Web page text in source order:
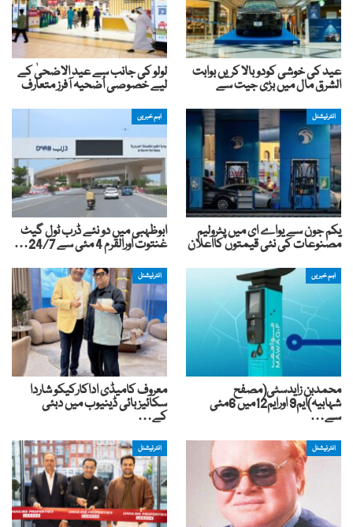
عید کی خوشی کودوبالا کریں بوابت
الشرق مال میں بڑی جیت سے
لولو کی جانب سے عید الاضحیٰ کے
لیے خصوصی اُضحیہ آفرز متعارف
انٹرنیشنل
یکم جون سے یواے ای میں پٹرولیم
مصنوعات کی نئی قیمتوں کااعلان
اہم خبریں
ابوظہبی میں دو نئے ڈرب ٹول گیٹ
غنتوت اورالقرم 4 مئی سے 24/7…
اہم خبریں
محمدبن زایدسٹی(مصفح
شہابیہ)ایم9 اورایم12میں 6مئی
سے…
انٹرنیشنل
معروف کامیڈی اداکارکیکو شاردا
سکائیز بائی ڈینیوب میں دبئی
کے…
انٹرنیشنل انٹرنیشنل